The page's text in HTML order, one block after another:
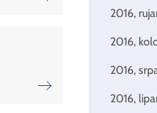
2016,
2016,
2016,
2016,